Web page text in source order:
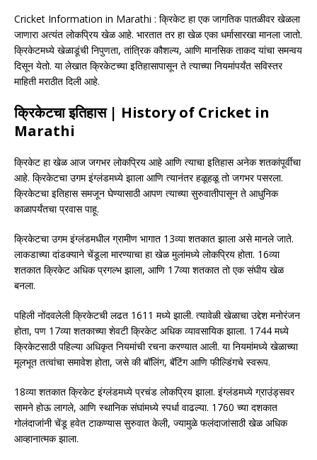
Cricket Information in Marathi : क्रिकेट हा एक जागतिक पातळीवर खेळला
जाणारा अत्यंत लोकप्रिय खेळ आहे. भारतात तर हा खेळ एका धर्मासारखा मानला जातो.
क्रिकेटमध्ये खेळाडूंची निपुणता, तांत्रिक कौशल्य, आणि मानसिक ताकद यांचा समन्वय
दिसून येतो. या लेखात क्रिकेटच्या इतिहासापासून ते त्याच्या नियमांपर्यंत सविस्तर
माहिती मराठीत दिली आहे.
क्रिकेटचा इतिहास| History of Cricket in
Marathi
क्रिकेट हा खेळ आज जगभर लोकप्रिय आहे आणि त्याचा इतिहास अनेक शतकांपूर्वीचा
आहे. क्रिकेटचा उगम इंग्लंडमध्ये झाला आणि त्यानंतर हळूहळू तो जगभर पसरला.
क्रिकेटचा इतिहास समजून घेण्यासाठी आपण त्याच्या सुरुवातीपासून ते आधुनिक
काळापर्यंतचा प्रवास पाहू.
क्रिकेटचा उगम इंग्लंडमधील ग्रामीण भागात 13व्या शतकात झाला असे मानले जाते.
लाकडाच्या दांडक्याने चेंडूला मारण्याचा हा खेळ मुलांमध्ये लोकप्रिय होता. 16व्या
शतकात क्रिकेट अधिक प्रगल्भ झाला, आणि 17व्या शतकात तो एक संघीय खेळ
बनला.
पहिली नोंदवलेली क्रिकेटची लढत 1611 मध्ये झाली. त्यावेळी खेळाचा उद्देश मनोरंजन
होता, पण 17व्या शतकाच्या शेवटी क्रिकेट अधिक व्यावसायिक झाला. 1744 मध्ये
क्रिकेटसाठी पहिल्या अधिकृत नियमांची रचना करण्यात आली. या नियमांमध्ये खेळाच्या
मूलभूत तत्वांचा समावेश होता, जसे की बॉलिंग, बॅटिंग आणि फील्डिंगचे स्वरूप.
18व्या शतकात क्रिकेट इंग्लंडमध्ये प्रचंड लोकप्रिय झाला. इंग्लंडमध्ये ग्राउंड्सवर
सामने होऊ लागले, आणि स्थानिक संघांमध्ये स्पर्धा वाढल्या. 1760 च्या दशकात
गोलंदाजांनी चेंडू हवेत टाकण्यास सुरुवात केली, ज्यामुळे फलंदाजांसाठी खेळ अधिक
आव्हानात्मक झाला.